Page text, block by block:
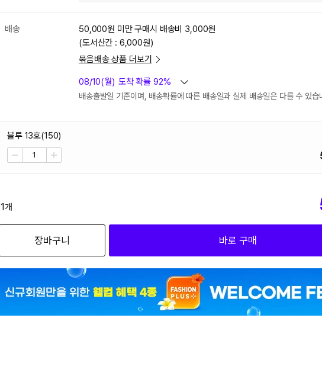
배송 50,000원 미만 구매시 배송비 3,000원
(도서산간 : 6,000원)
묶음배송 상품 더보기
08/10(월) 도착 확률 92%
배송출발일 기준이며, 배송확률에 따른 배송일과 실제 배송일은 다를 수 있습
블루 13호(150)
1개
장바구니 바로 구매